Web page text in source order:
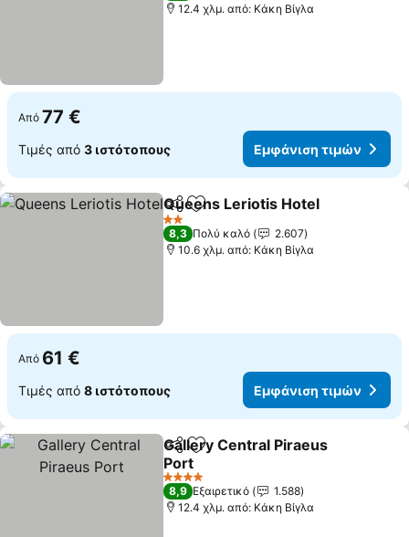
12.4 χλμ. από: Κάκη Βίγλα
Από 77 €
Τιμές από 3 ιστότοπους Εμφάνιση τιμών
Κοινοποίηση
Προσθήκη στα αγαπημένα
Queens Leriotis Hotel
2 Αστέρια
8,3 Πολύ καλό
2.607
10.6 χλμ. από: Κάκη Βίγλα
Από 61 €
Τιμές από 8 ιστότοπους Εμφάνιση τιμών
Κοινοποίηση
Προσθήκη στα αγαπημένα
Gallery Central Piraeus
Port
Εμφάνιση τιμών
4 Αστέρια
8,9 Εξαιρετικό
1.588
12.4 χλμ. από: Κάκη Βίγλα